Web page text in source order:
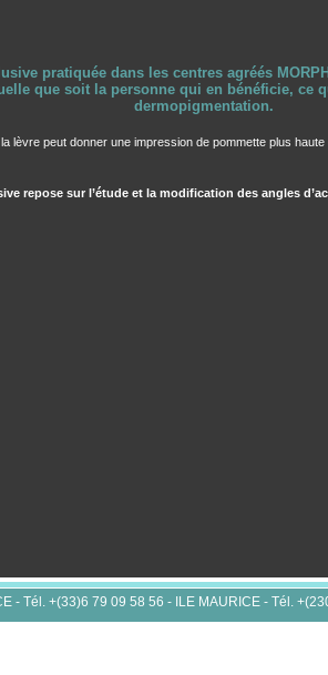
pratiquée dans les centres agréés
que soit la personne qui en bénéficie, ce
dermopigmentation.
lèvre peut donner une impression de pommette plus haute
repose sur l’étude et la modification des angles
- Tél. +(33)6 79 09 58 56 - ILE MAURICE - Tél.